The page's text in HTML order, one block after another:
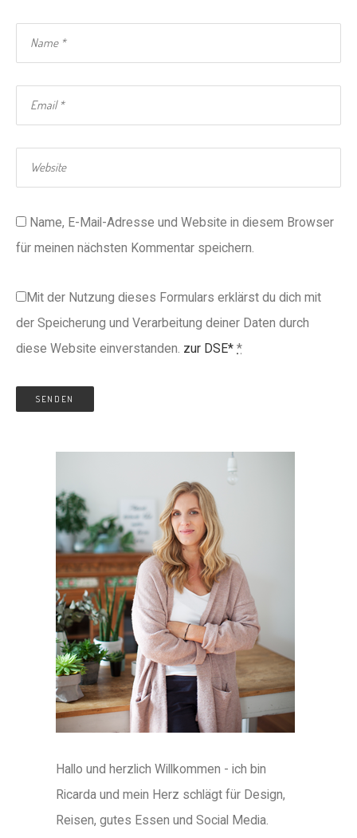
Name, E-Mail-Adresse und Website in diesem Browser
für meinen nächsten Kommentar speichern.
Mit der Nutzung dieses Formulars erklärst du dich mit
der Speicherung und Verarbeitung deiner Daten durch
diese Website einverstanden. zur DSE* *
Hallo und herzlich Willkommen - ich bin
Ricarda und mein Herz schlägt für Design,
Reisen, gutes Essen und Social Media.